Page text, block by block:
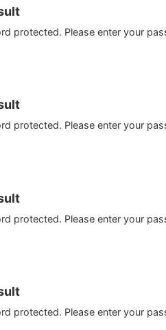
protected. Please enter your
protected. Please enter your
protected. Please enter your
protected. Please enter your